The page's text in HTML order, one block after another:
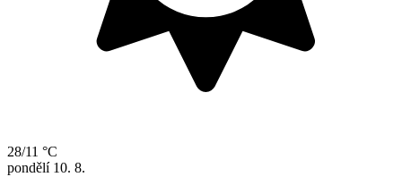
28/11 °C
pondělí 10. 8.